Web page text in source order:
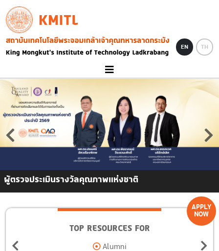
Skip to main content
KMITL
Image
EN TH
.
APPLY
NOW
TOP RESOURCES FOR
Alumni